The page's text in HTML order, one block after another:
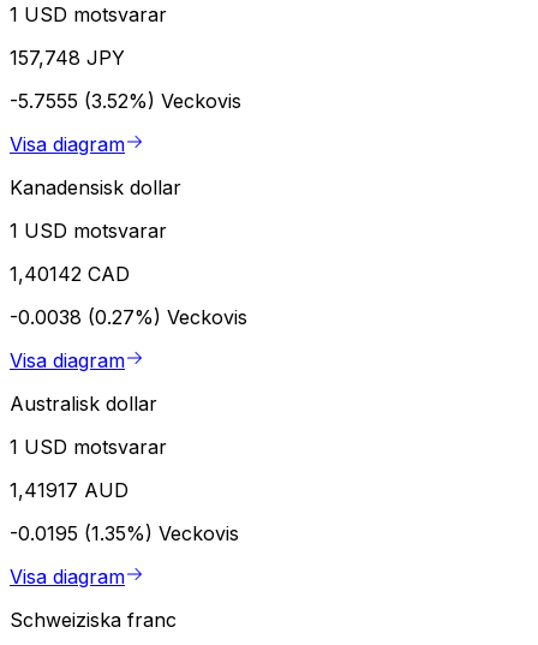
1 USD motsvarar
157,748 JPY
-5.7555 (3.52%) Veckovis
Visa diagram
Kanadensisk dollar
1 USD motsvarar
1,40142 CAD
-0.0038 (0.27%) Veckovis
Visa diagram
Australisk dollar
1 USD motsvarar
1,41917 AUD
-0.0195 (1.35%) Veckovis
Visa diagram
Schweiziska franc